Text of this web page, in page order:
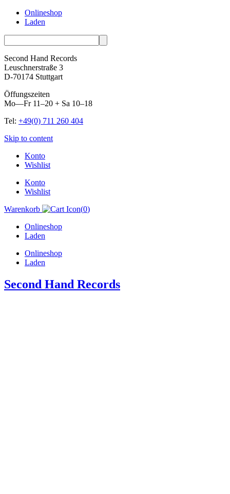
Onlineshop
Laden
Second Hand Records
Leuschnerstraße 3
D-70174 Stuttgart
Öffungszeiten
Mo—Fr 11–20 + Sa 10–18
Tel: +49(0) 711 260 404
Skip to content
Konto
Wishlist
Konto
Wishlist
Warenkorb
(0)
Onlineshop
Laden
Onlineshop
Laden
Second Hand Records